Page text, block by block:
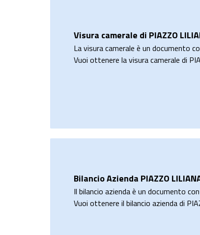
Visura camerale di PIAZZO
La visura camerale è un documento
Vuoi ottenere la visura camerale di
Bilancio Azienda PIAZZO
Il bilancio azienda è un documento
Vuoi ottenere il bilancio azienda di